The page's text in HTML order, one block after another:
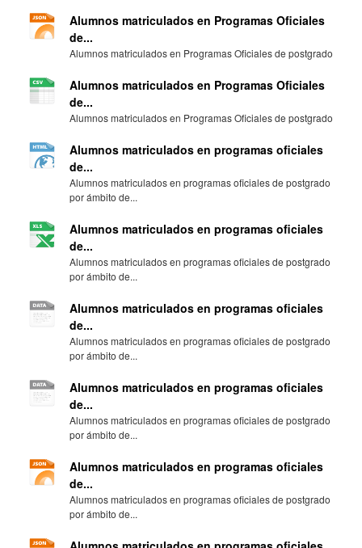
Alumnos matriculados en Programas Oficiales
de...
Alumnos matriculados en Programas Oficiales de postgrado
Alumnos matriculados en Programas Oficiales
de...
Alumnos matriculados en Programas Oficiales de postgrado
Alumnos matriculados en programas oficiales
de...
Alumnos matriculados en programas oficiales de postgrado
por ámbito de...
Alumnos matriculados en programas oficiales
de...
Alumnos matriculados en programas oficiales de postgrado
por ámbito de...
Alumnos matriculados en programas oficiales
de...
Alumnos matriculados en programas oficiales de postgrado
por ámbito de...
Alumnos matriculados en programas oficiales
de...
Alumnos matriculados en programas oficiales de postgrado
por ámbito de...
Alumnos matriculados en programas oficiales
de...
Alumnos matriculados en programas oficiales de postgrado
por ámbito de...